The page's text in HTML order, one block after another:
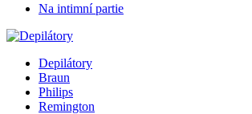
Na intimní partie
Depilátory
Braun
Philips
Remington